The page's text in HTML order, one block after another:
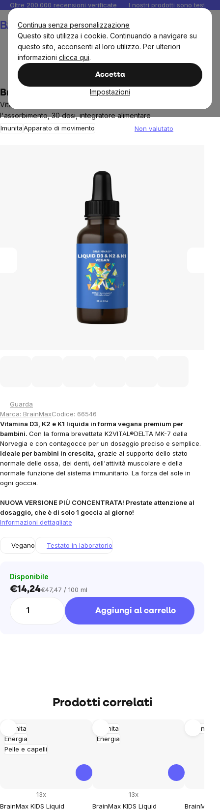
Continua senza personalizzazione
Questo sito utilizza i cookie. Continuando a navigare su
questo sito, acconsenti al loro utilizzo. Per ulteriori
informazioni clicca qui.
Accetta
Impostazioni
Salta
contenuto
Oltre 200.000 recensioni verificate I nostri prodotti sono testati
Vegano
BrainMax Vegan Liquid D3 & K2 & K1, 30 ml
Vitamine per ossa, denti, muscoli e immunità con MCT per
l'assorbimento, 30 dosi, integratore alimentare
ImunitaApparato di movimento
is
of
stars.
Non valutato
Guarda
Marca: BrainMaxCodice: 66546
Vitamina D3, K2 e K1 liquida in forma vegana premium per
bambini. Con la forma brevettata K2VITAL®DELTA MK-7 dalla
Norvegia e con contagocce per un dosaggio preciso e semplice.
Ideale per bambini in crescita, grazie al supporto dello stato
normale delle ossa, dei denti, dell'attività muscolare e della
normale funzione del sistema immunitario. La forza del sole in
ogni goccia.
NUOVA VERSIONE PIÙ CONCENTRATA! Prestate attenzione al
dosaggio, che è di solo 1 goccia al giorno!
Informazioni dettagliate
Vegano Testato in laboratorio
Disponibile
€14,24Prezzo
€47,47 / 100 ml
Aggiungi al carrello
Prodotti correlati
Imunita
Energia
Pelle e capelli
BrainMax KIDS Liquid
13x
Imunita
Energia
BrainMax KIDS Liquid
13x
Sonno
BrainMax